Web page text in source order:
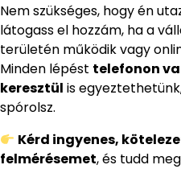
Nem szükséges, hogy én
látogass el hozzám, ha a
területén működik vagy
Minden lépést telefonon
keresztül is
spórolsz.
Kérd ingyenes,
felmérésemet, és tudd